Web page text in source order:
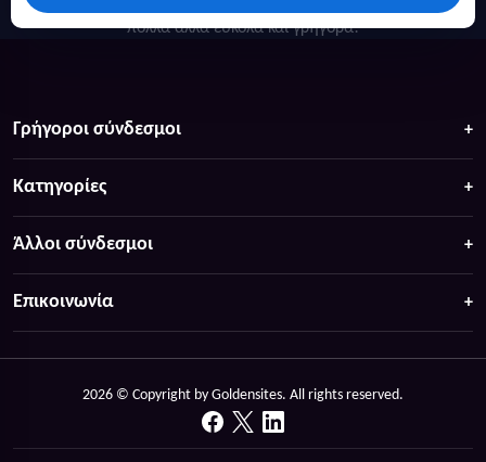
πολλά άλλα ευκολα και γρήγορα!
Γρήγοροι σύνδεσμοι
Κατηγορίες
Άλλοι σύνδεσμοι
Επικοινωνία
2026 © Copyright by Goldensites. All rights reserved.